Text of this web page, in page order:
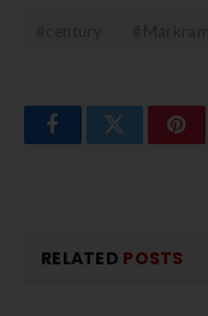
FacebookTwitter
RELATED POSTS